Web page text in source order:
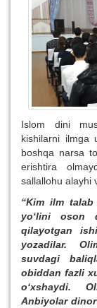
Islom dini
kishilarni ilmga
boshqa narsa
erishtira
sallallohu alayhi
“Kim ilm
yo‘lini oson
qilayotgan
yozadilar.
suvdagi
obiddan fazli
o‘xshaydi.
Anbiyolar